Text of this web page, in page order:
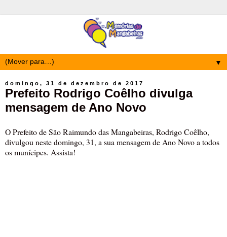
▼
domingo, 31 de dezembro de 2017
Prefeito Rodrigo Coêlho divulga
mensagem de Ano Novo
O Prefeito de São Raimundo das Mangabeiras, Rodrigo Coêlho,
divulgou neste domingo, 31, a sua mensagem de Ano Novo a todos
os munícipes. Assista!